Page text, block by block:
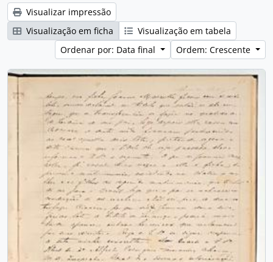
Visualizar impressão
Visualização em ficha
Visualização em tabela
Ordenar por: Data final
Ordem: Crescente